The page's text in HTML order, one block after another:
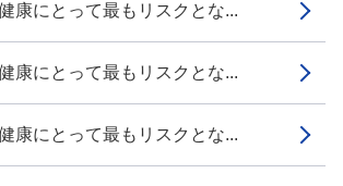
康にとって最もリスクとな...
康にとって最もリスクとな...
康にとって最もリスクとな...